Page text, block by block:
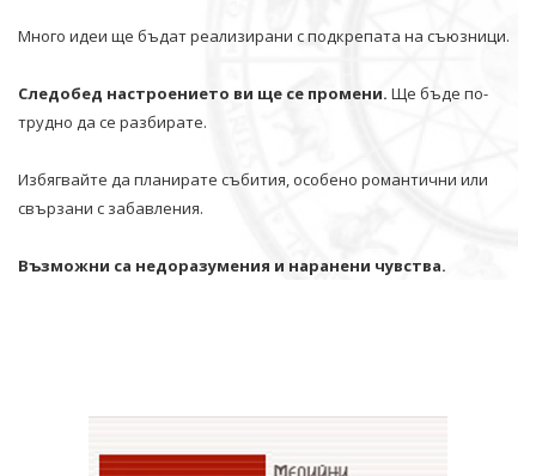
Много идеи ще бъдат реализирани с подкрепата на съюзници.
Следобед настроението ви ще се промени. Ще бъде по-
трудно да се разбирате.
Избягвайте да планирате събития, особено романтични или
свързани с забавления.
Възможни са недоразумения и наранени чувства.